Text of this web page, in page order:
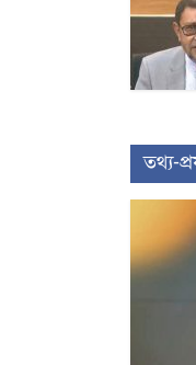
তথ্য-